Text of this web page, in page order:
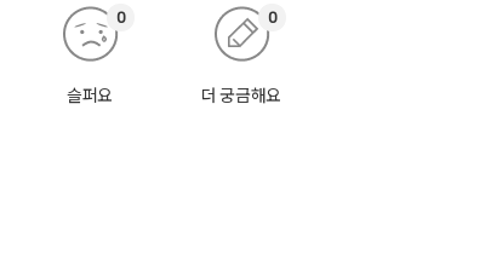
슬퍼요
0
더 궁금해요
0